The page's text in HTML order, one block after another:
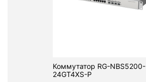
Коммутатор RG-NBS5200-
24GT4XS-P